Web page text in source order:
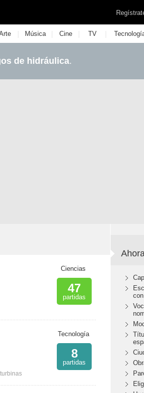
| Música | Cine | TV |
de hidráulica.
Ciencias
47
partidas
Tecnología
8
partidas